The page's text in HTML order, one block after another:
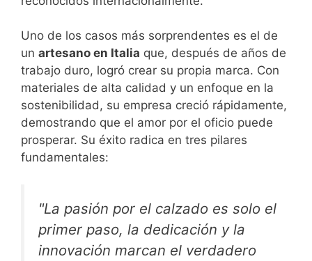
Uno de los casos más sorprendentes es el de
un artesano en Italia que, después de años de
trabajo duro, logró crear su propia marca. Con
materiales de alta calidad y un enfoque en la
sostenibilidad, su empresa creció rápidamente,
demostrando que el amor por el oficio puede
prosperar. Su éxito radica en tres pilares
fundamentales:
"La pasión por el calzado es solo el
primer paso, la dedicación y la
innovación marcan el verdadero